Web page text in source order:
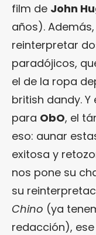
film de John
años).
reinterpretar
paradójicos,
el de la ropa
british dandy.
para ObO, el
eso: aunar
exitosa y
nos pone su
su
Chino (ya
redacción), ese